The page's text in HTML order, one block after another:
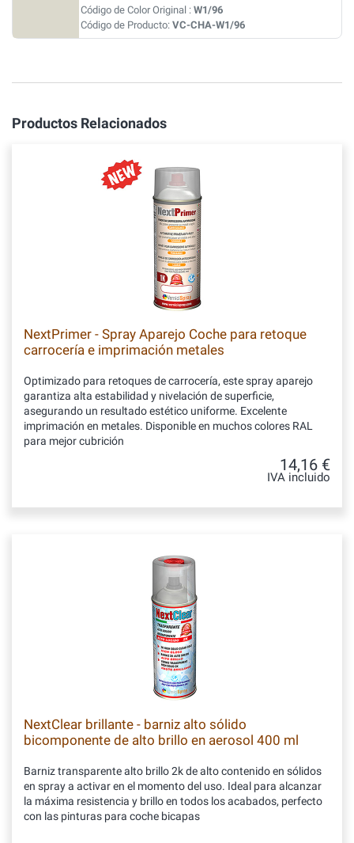
Código de Color Original : W1/96
Código de Producto: VC-CHA-W1/96
Productos Relacionados
NextPrimer - Spray Aparejo Coche para retoque
carrocería e imprimación metales
Optimizado para retoques de carrocería, este spray aparejo
garantiza alta estabilidad y nivelación de superficie,
asegurando un resultado estético uniforme. Excelente
imprimación en metales. Disponible en muchos colores RAL
para mejor cubrición
14,16 €
IVA incluido
NextClear brillante - barniz alto sólido
bicomponente de alto brillo en aerosol 400 ml
Barniz transparente alto brillo 2k de alto contenido en sólidos
en spray a activar en el momento del uso. Ideal para alcanzar
la máxima resistencia y brillo en todos los acabados, perfecto
con las pinturas para coche bicapas